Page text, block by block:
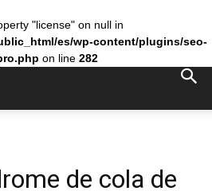
"license" on null in
es/wp-content/plugins/seo-
on line 282
de cola de